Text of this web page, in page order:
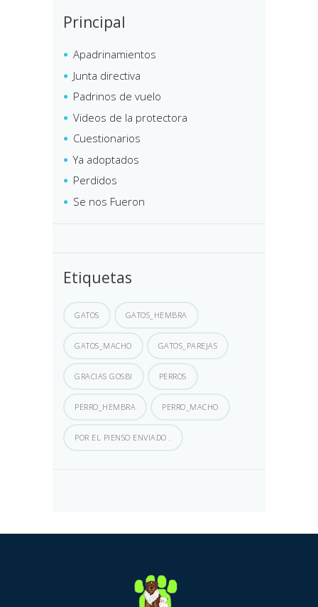
Principal
Apadrinamientos
Junta directiva
Padrinos de vuelo
Videos de la protectora
Cuestionarios
Ya adoptados
Perdidos
Se nos Fueron
Etiquetas
GATOS GATOS_HEMBRA
GATOS_MACHO GATOS_PAREJAS
GRACIAS GOSBI PERROS
PERRO_HEMBRA PERRO_MACHO
POR EL PIENSO ENVIADO .